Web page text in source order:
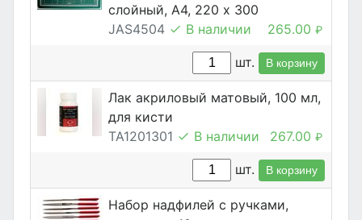
слойный, А4, 220 х 300
JAS4504
В наличии 265.00 ₽
шт. В корзину
Лак акриловый матовый, 100 мл,
для кисти
TA1201301
В наличии 267.00 ₽
шт. В корзину
Набор надфилей с ручками,